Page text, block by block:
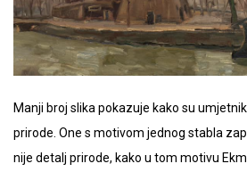
Manji broj slika pokazuje kako su
prirode. One s motivom jednog stabla
nije detalj prirode, kako u tom motivu